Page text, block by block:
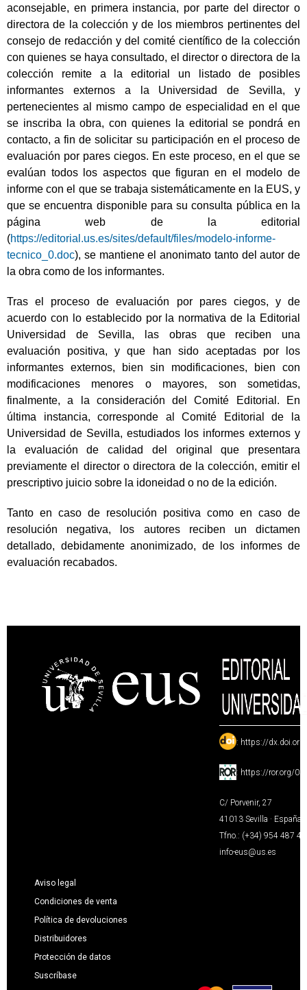
aconsejable, en primera instancia, por parte del director o
directora de la colección y de los miembros pertinentes del
consejo de redacción y del comité científico de la colección
con quienes se haya consultado, el director o directora de la
colección remite a la editorial un listado de posibles
informantes externos a la Universidad de Sevilla, y
pertenecientes al mismo campo de especialidad en el que
se inscriba la obra, con quienes la editorial se pondrá en
contacto, a fin de solicitar su participación en el proceso de
evaluación por pares ciegos. En este proceso, en el que se
evalúan todos los aspectos que figuran en el modelo de
informe con el que se trabaja sistemáticamente en la EUS, y
que se encuentra disponible para su consulta pública en la
página web de la editorial
(https://editorial.us.es/sites/default/files/modelo-informe-
tecnico_0.doc), se mantiene el anonimato tanto del autor de
la obra como de los informantes.
Tras el proceso de evaluación por pares ciegos, y de
acuerdo con lo establecido por la normativa de la Editorial
Universidad de Sevilla, las obras que reciben una
evaluación positiva, y que han sido aceptadas por los
informantes externos, bien sin modificaciones, bien con
modificaciones menores o mayores, son sometidas,
finalmente, a la consideración del Comité Editorial. En
última instancia, corresponde al Comité Editorial de la
Universidad de Sevilla, estudiados los informes externos y
la evaluación de calidad del original que presentara
previamente el director o directora de la colección, emitir el
prescriptivo juicio sobre la idoneidad o no de la edición.
Tanto en caso de resolución positiva como en caso de
resolución negativa, los autores reciben un dictamen
detallado, debidamente anonimizado, de los informes de
evaluación recabados.
: https://
: https://ror.org/
C/ Porvenir, 27
41013 Sevilla · España
Tfno.: (+34) 954 487
info-eus@us.es
Aviso legal
Condiciones de venta
Política de devoluciones
Distribuidores
Protección de datos
Suscríbase